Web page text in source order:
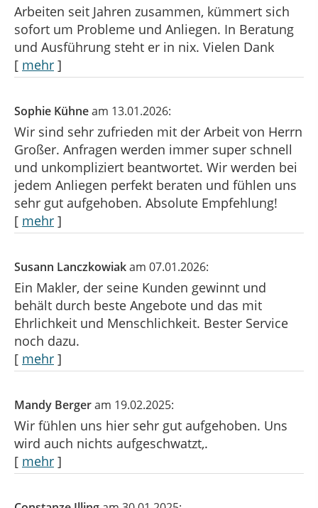
Arbeiten seit Jahren zusammen, kümmert sich
sofort um Probleme und Anliegen. In Beratung
und Ausführung steht er in nix. Vielen Dank
[ mehr ]
Sophie Kühneam 13.01.2026:
Wir sind sehr zufrieden mit der Arbeit von Herrn
Großer. Anfragen werden immer super schnell
und unkompliziert beantwortet. Wir werden bei
jedem Anliegen perfekt beraten und fühlen uns
sehr gut aufgehoben. Absolute Empfehlung!
[ mehr ]
Susann Lanczkowiakam 07.01.2026:
Ein Makler, der seine Kunden gewinnt und
behält durch beste Angebote und das mit
Ehrlichkeit und Menschlichkeit. Bester Service
noch dazu.
[ mehr ]
Mandy Bergeram 19.02.2025:
Wir fühlen uns hier sehr gut aufgehoben. Uns
wird auch nichts aufgeschwatzt,.
[ mehr ]